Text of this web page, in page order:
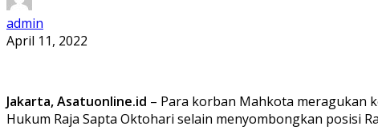
admin
April 11, 2022
Jakarta, Asatuonline.id – Para korban Mahkota meragukan
Hukum Raja Sapta Oktohari selain menyombongkan posisi